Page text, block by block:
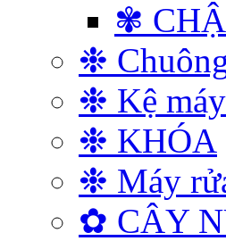
✾
❉
❉ Kệ
❉ KHÓA
❉ Máy
✿ CÂY